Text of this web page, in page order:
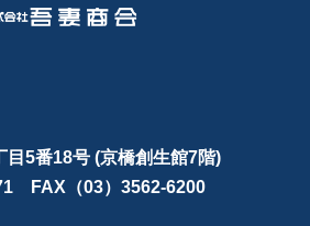
目5番18号 (京橋創生館7階)
FAX（03）3562-6200